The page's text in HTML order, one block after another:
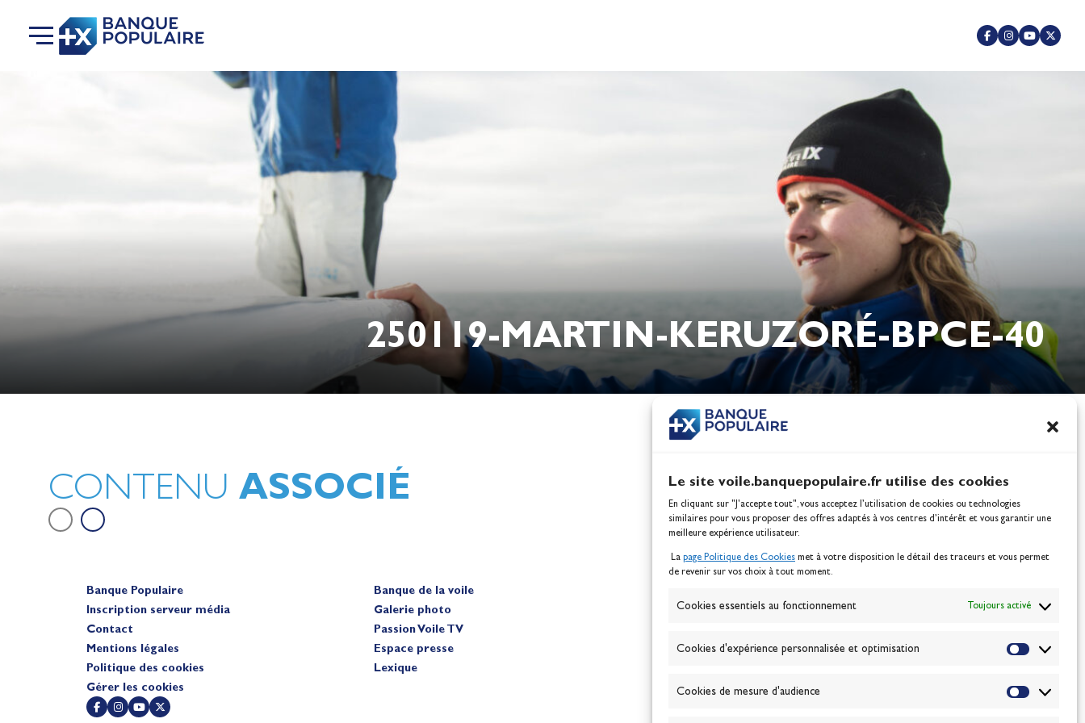
Le site voile.banquepopulaire.fr utilise des cookies
En cliquant sur "J'accepte tout", vous acceptez l’utilisation de cookies ou technologies
similaires pour vous proposer des offres adaptés à vos centres d’intérêt et vous garantir une
meilleure expérience utilisateur.
La page Politique des Cookies met à votre disposition le détail des traceurs et vous permet
de revenir sur vos choix à tout moment.
Cookies essentiels au fonctionnement Toujours activé
Cookies d'expérience personnalisée et optimisation
Cookies de mesure d'audience
250119-MARTIN-KERUZORÉ-BPCE-40
CONTENU ASSOCIÉ
Lauriane Nolot en or à Long Beach,
Mathilde Lovadina et Lou
Berthomieu, vice-championnes
100% Glisse - Écoles
Banque Populaire
Inscription serveur média
Contact
Mentions légales
Politique des cookies
Gérer les cookies
Banque de la voile
Galerie photo
Passion Voile TV
Espace presse
Lexique
ABONNEZ-VOUS
J'accepte la